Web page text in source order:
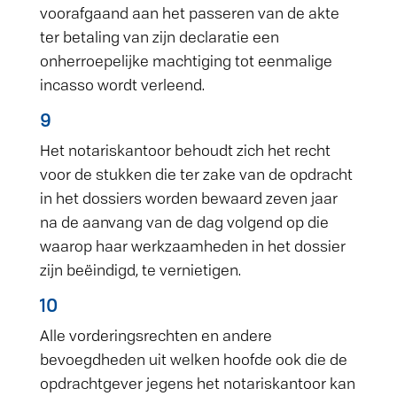
voorafgaand aan het passeren van de akte
ter betaling van zijn declaratie een
onherroepelijke machtiging tot eenmalige
incasso wordt verleend.
9
Het notariskantoor behoudt zich het recht
voor de stukken die ter zake van de opdracht
in het dossiers worden bewaard zeven jaar
na de aanvang van de dag volgend op die
waarop haar werkzaamheden in het dossier
zijn beëindigd, te vernietigen.
10
Alle vorderingsrechten en andere
bevoegdheden uit welken hoofde ook die de
opdrachtgever jegens het notariskantoor kan